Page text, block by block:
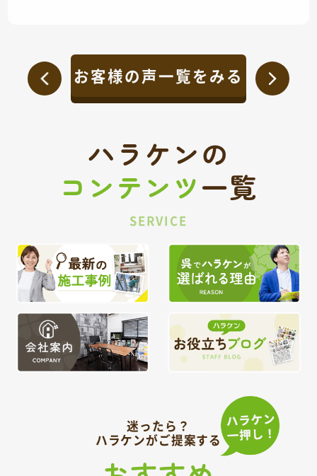
お客様の声一覧をみる
ハラケンの
コンテンツ一覧
SERVICE
迷ったら？
ハラケンがご提案する